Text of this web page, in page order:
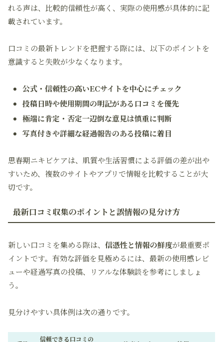
れる声は、比較的信頼性が高く、実際の使用感が具体的に記
載されています。
口コミの最新トレンドを把握する際には、以下のポイントを
意識すると失敗が少なくなります。
公式・信頼性の高いECサイトを中心にチェック
投稿日時や使用期間の明記がある口コミを優先
極端に肯定・否定一辺倒な意見は慎重に判断
写真付きや詳細な経過報告のある投稿に着目
思春期ニキビケアは、肌質や生活習慣による評価の差が出や
すいため、複数のサイトやアプリで情報を比較することが大
切です。
最新口コミ収集のポイントと誤情報の見分け方
新しい口コミを集める際は、 信憑性と情報の鮮度が最重要ポ
イントです。有効な評価を見極めるには、最新の使用感レビ
ューや経過写真の投稿、リアルな体験談を参考にしましょ
う。
見分けやすい具体例は次の通りです。
信頼できる口コミの